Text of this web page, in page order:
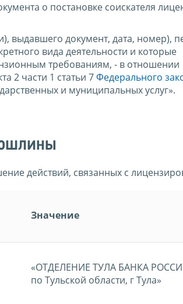
о постановке соискателя
выдавшего документ, дата, номер),
вида деятельности и которые
требованиям, - в отношении
2 части 1 статьи 7Федерального
и муниципальных услуг».
действий, связанных с
Значение
«ОТДЕЛЕНИЕ ТУЛА БАНКА
по Тульской области, г Тула»